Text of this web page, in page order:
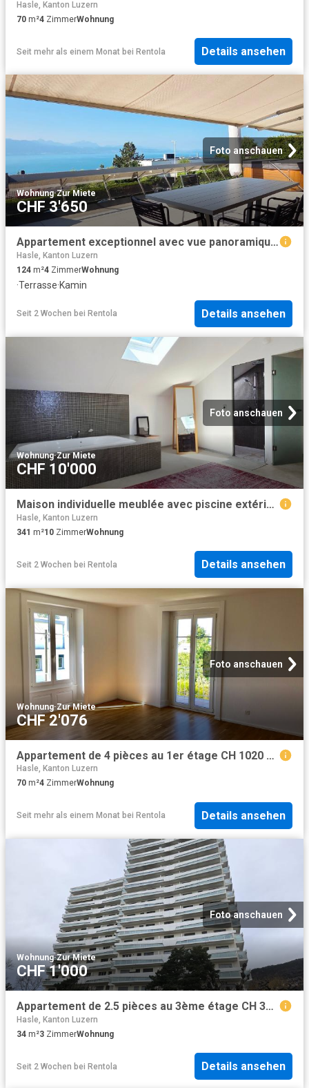
Hasle, Kanton Luzern
70 m²4 ZimmerWohnung
Seit mehr als einem Monat bei Rentola Details ansehen
Foto anschauen
Wohnung·Zur Miete
CHF 3'650
Appartement exceptionnel avec vue panoramique sur le lac CH 1093 La Conversion, Blanchettes 70 CHF 3'650. /mois + ch
Hasle, Kanton Luzern
124 m²4 ZimmerWohnung
·Terrasse·Kamin
Seit 2 Wochen bei Rentola Details ansehen
Foto anschauen
Wohnung·Zur Miete
CHF 10'000
Maison individuelle meublée avec piscine extérieure CH 1182 Gilly, CHF 10'000. /mois + ch
Hasle, Kanton Luzern
341 m²10 ZimmerWohnung
Seit 2 Wochen bei Rentola Details ansehen
Foto anschauen
Wohnung·Zur Miete
CHF 2'076
Appartement de 4 pièces au 1er étage CH 1020 Renens VD, Avenue de Florissant 4 CHF 2'076. /mois + ch
Hasle, Kanton Luzern
70 m²4 ZimmerWohnung
Seit mehr als einem Monat bei Rentola Details ansehen
Foto anschauen
Wohnung·Zur Miete
CHF 1'000
Appartement de 2.5 pièces au 3ème étage CH 3960 Sierre, Route de Sion 93 CHF 1'000. /mois + ch
Hasle, Kanton Luzern
34 m²3 ZimmerWohnung
Seit 2 Wochen bei Rentola Details ansehen